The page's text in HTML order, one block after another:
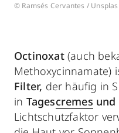
Aktionen
© Ramsés Cervantes /
Octinoxat (auch
Methoxycinnamate)
Filter, der häufig in
in Tagescremes und
Lichtschutzfaktor